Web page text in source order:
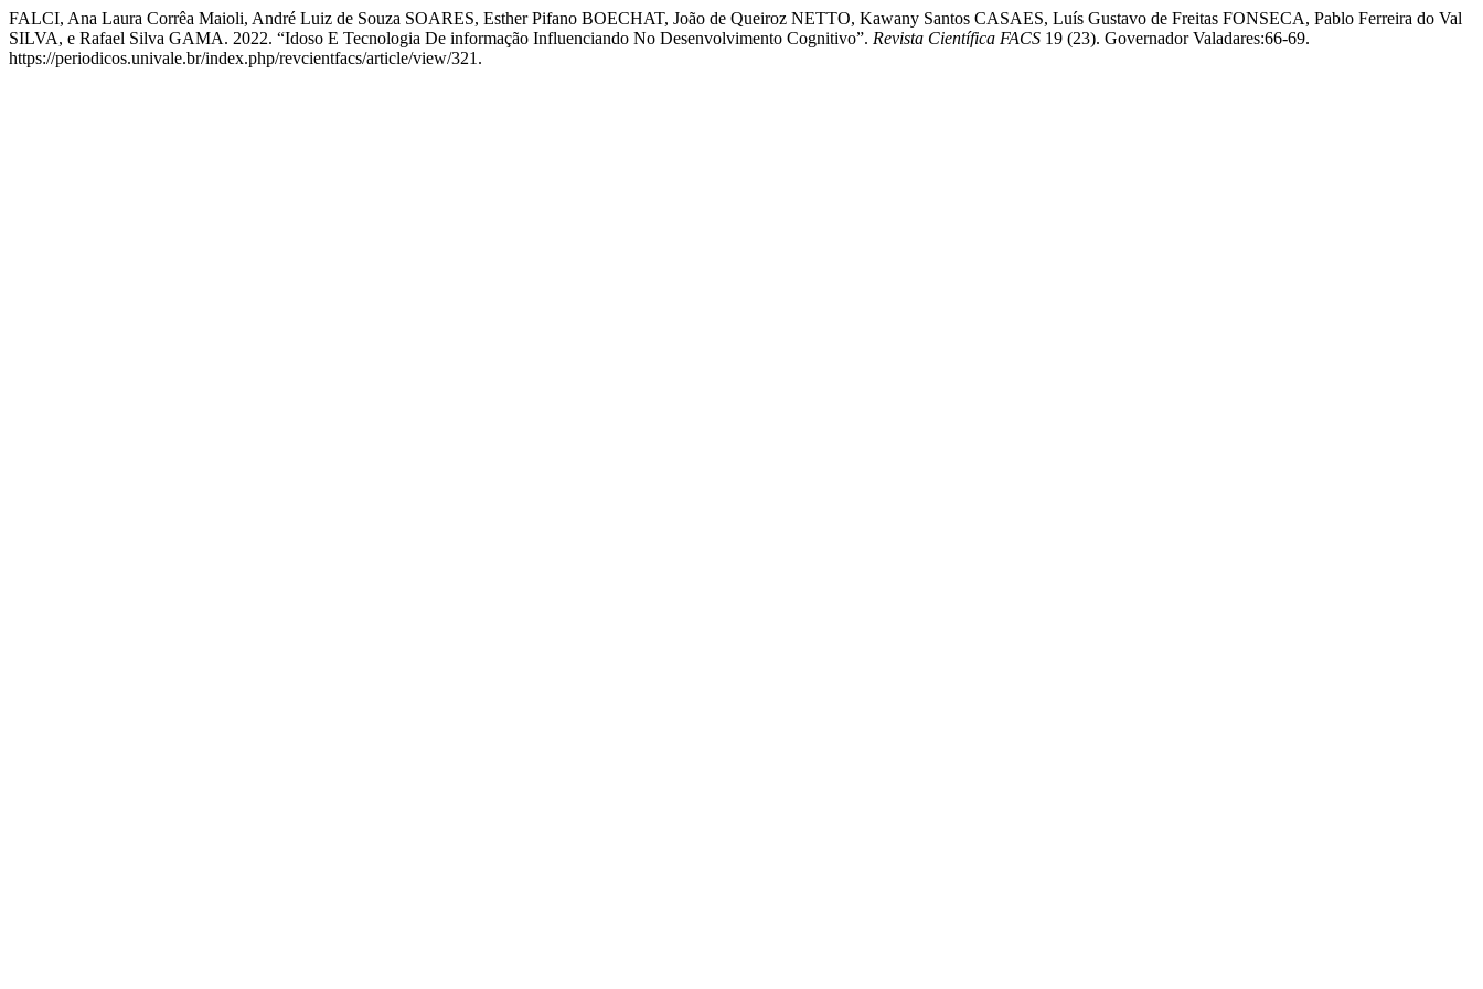
FALCI, Ana Laura Corrêa Maioli, André Luiz de Souza SOARES, Esther Pifano BOECHAT, João de Queiroz NETTO, Kawany Santos CASAES, Luís Gustavo de Freitas FONSECA, Pablo Ferreira do Val
SILVA, e Rafael Silva GAMA. 2022. “Idoso E Tecnologia De informação Influenciando No Desenvolvimento Cognitivo”. Revista Científica FACS 19 (23). Governador Valadares:66-69.
https://periodicos.univale.br/index.php/revcientfacs/article/view/321.